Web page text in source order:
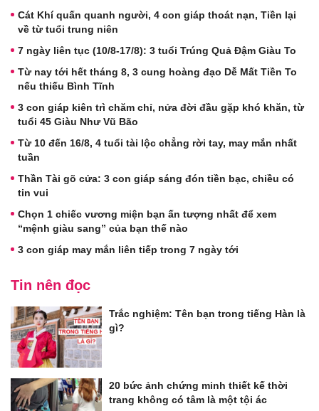
Cát Khí quấn quanh người, 4 con giáp thoát nạn, Tiền lại
về từ tuổi trung niên
7 ngày liên tục (10/8-17/8): 3 tuổi Trúng Quả Đậm Giàu To
Từ nay tới hết tháng 8, 3 cung hoàng đạo Dễ Mất Tiền To
nếu thiếu Bình Tĩnh
3 con giáp kiên trì chăm chỉ, nửa đời đầu gặp khó khăn, từ
tuổi 45 Giàu Như Vũ Bão
Từ 10 đến 16/8, 4 tuổi tài lộc chẳng rời tay, may mắn nhất
tuần
Thần Tài gõ cửa: 3 con giáp sáng đón tiền bạc, chiều có
tin vui
Chọn 1 chiếc vương miện bạn ấn tượng nhất để xem
“mệnh giàu sang” của bạn thế nào
3 con giáp may mắn liên tiếp trong 7 ngày tới
Tin nên đọc
Trắc nghiệm: Tên bạn trong tiếng Hàn là
gì?
20 bức ảnh chứng minh thiết kế thời
trang không có tâm là một tội ác